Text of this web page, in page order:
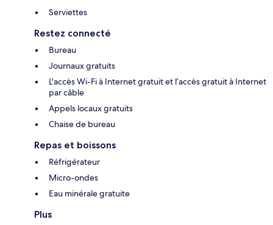
Serviettes
Restez connecté
Bureau
Journaux gratuits
L'accès Wi-Fi à Internet gratuit et l’accès gratuit à Internet
par câble
Appels locaux gratuits
Chaise de bureau
Repas et boissons
Réfrigérateur
Micro-ondes
Eau minérale gratuite
Plus